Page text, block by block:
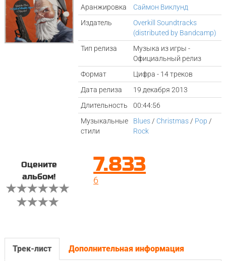
Аранжировка
Саймон Виклунд
Издатель
Overkill Soundtracks
(distributed by Bandcamp)
Тип релиза
Музыка из игры -
Официальный релиз
Формат
Цифра - 14 треков
Дата релиза
19 декабря 2013
Длительность
00:44:56
Музыкальные
стили
Blues / Christmas / Pop /
Rock
Оцените
альбом!
7.833
6
Трек-лист Дополнительная информация